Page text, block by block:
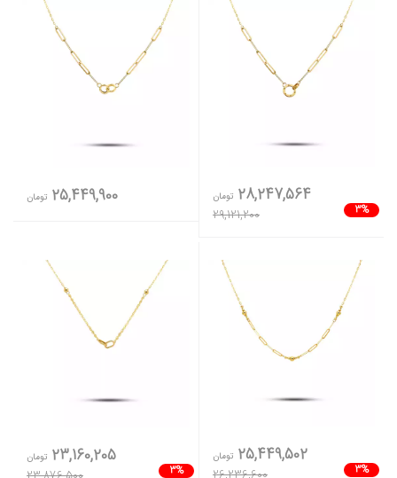
3%
28,247,564 تومان
29,121,200
25,449,900 تومان
3%
25,449,502 تومان
3%
23,160,205 تومان